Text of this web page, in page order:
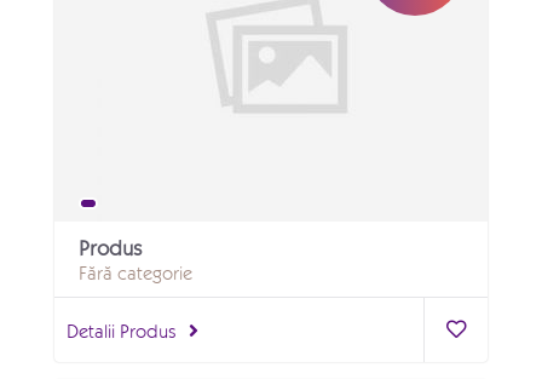
Produs
Fără categorie
Detalii Produs